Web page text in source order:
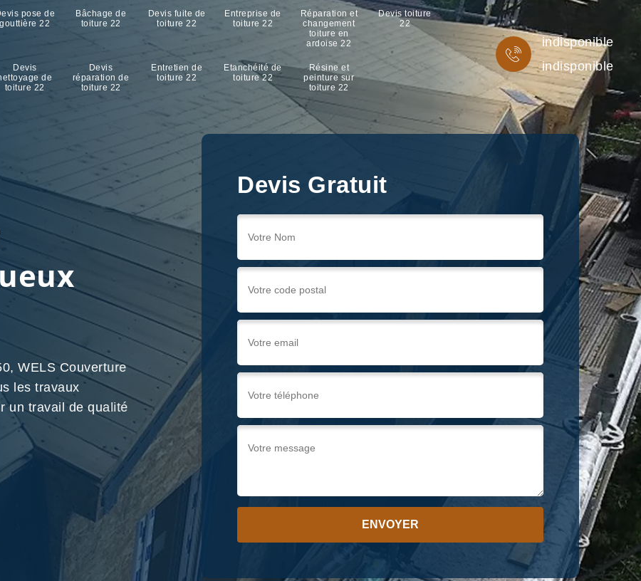
pose de
gouttière 22
Bâchage de
toiture 22
Devis fuite de
toiture 22
Entreprise de
toiture 22
Réparation et
changement
toiture en
ardoise 22
Devis toiture
22
Devis
de
toiture 22
Devis
réparation de
toiture 22
Entretien de
toiture 22
Etanchéité de
toiture 22
Résine et
peinture sur
toiture 22
indisponible
indisponible
Devis Gratuit
WELS Couverture
les travaux
un travail de qualité
!
Devis Gratuit
Devis Gratuit